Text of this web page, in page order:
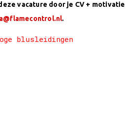
vacature door je CV + motivatie
.